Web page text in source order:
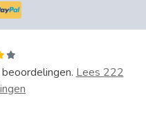
beoordelingen. Lees 222